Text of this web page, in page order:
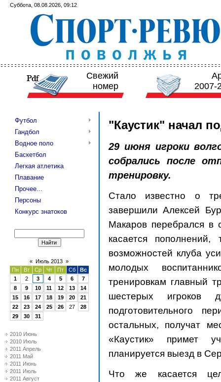
Суббота, 08.08.2026, 09:12
Свежий
номер
2007-
Футбол
Гандбол
Водное поло
Баскетбол
Легкая атлетика
Плавание
Прочее...
Персоны
Конкурс знатоков
« Июль 2013 »
Пн
Вт Ср Чт Пт Сб
Вс
1
2 3 4 5 6
7
8
9 10 11 12 13
14
15
16 17 18 19 20
21
22
23 24 25 26 27
28
29
30 31
2010 Июнь
2010 Июль
2011 Апрель
2011 Май
2011 Июнь
2011 Июль
2011 Август
"Каустик" начал
29 июня игроки
собрались после
тренировку.
Стало известно о
завершили Алексей
Макаров перебрался в
касается
возможностей клуба
молодых
тренировкам главный
шестерых
подготовительного
остальных, получат
«Каустик» примет
планируется выезд в
Что же касается